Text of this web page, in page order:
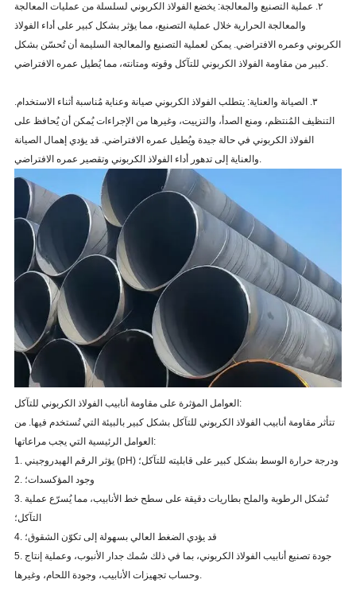
٢. عملية التصنيع والمعالجة: يخضع الفولاذ الكربوني لسلسلة من عمليات المعالجة
والمعالجة الحرارية خلال عملية التصنيع، مما يؤثر بشكل كبير على أداء الفولاذ
الكربوني وعمره الافتراضي. يمكن لعملية التصنيع والمعالجة السليمة أن تُحسّن بشكل
كبير من مقاومة الفولاذ الكربوني للتآكل وقوته ومتانته، مما يُطيل عمره الافتراضي.
٣. الصيانة والعناية: يتطلب الفولاذ الكربوني صيانة وعناية مُناسبة أثناء الاستخدام.
التنظيف المُنتظم، ومنع الصدأ، والتزييت، وغيرها من الإجراءات يُمكن أن يُحافظ على
الفولاذ الكربوني في حالة جيدة ويُطيل عمره الافتراضي. قد يؤدي إهمال الصيانة
والعناية إلى تدهور أداء الفولاذ الكربوني وتقصير عمره الافتراضي.
العوامل المؤثرة على مقاومة أنابيب الفولاذ الكربوني للتآكل:
تتأثر مقاومة أنابيب الفولاذ الكربوني للتآكل بشكل كبير بالبيئة التي تُستخدم فيها. من
العوامل الرئيسية التي يجب مراعاتها:
1. يؤثر الرقم الهيدروجيني (pH) ودرجة حرارة الوسط بشكل كبير على قابليته للتآكل؛
2. وجود المؤكسدات؛
3. تُشكل الرطوبة والملح بطاريات دقيقة على سطح خط الأنابيب، مما يُسرّع عملية
التآكل؛
4. قد يؤدي الضغط العالي بسهولة إلى تكوّن الشقوق؛
5. جودة تصنيع أنابيب الفولاذ الكربوني، بما في ذلك سُمك جدار الأنبوب، وعملية إنتاج